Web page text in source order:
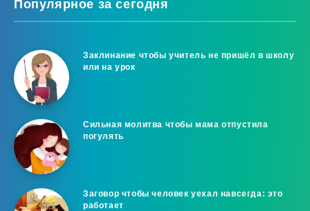
Популярное за сегодня
Заклинание чтобы учитель не пришёл в школу
или на урок
Сильная молитва чтобы мама отпустила
погулять
Заговор чтобы человек уехал навсегда: это
работает